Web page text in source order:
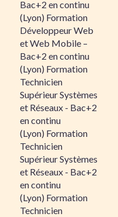
Bac+2 en continu
(Lyon) Formation
Développeur Web
et Web Mobile –
Bac+2 en continu
(Lyon) Formation
Technicien
Supérieur Systèmes
et Réseaux - Bac+2
en continu
(Lyon) Formation
Technicien
Supérieur Systèmes
et Réseaux - Bac+2
en continu
(Lyon) Formation
Technicien